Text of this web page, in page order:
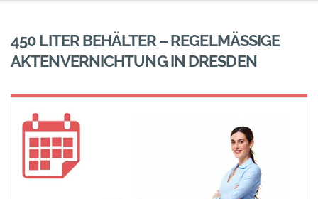
450 LITER BEHÄLTER – REGELMÄSSIGE A
KTENVERNICHTUNG IN DRESDEN